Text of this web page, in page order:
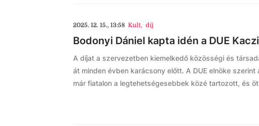
2025. 12. 15., 13:58 Kult, díj
Bodonyi Dániel kapta idén a DUE
A díjat a szervezetben kiemelkedő közösségi és
át minden évben karácsony előtt. A DUE elnöke
már fiatalon a legtehetségesebbek közé tartozott, és